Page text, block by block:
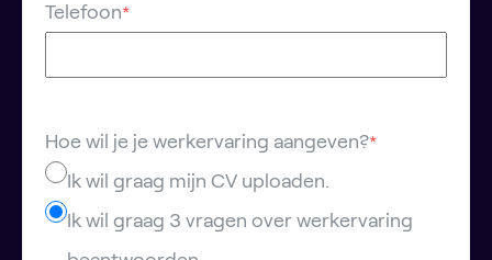
Telefoon*
Hoe wil je je werkervaring aangeven?*
Ik wil graag mijn CV uploaden.
Ik wil graag 3 vragen over werkervaring